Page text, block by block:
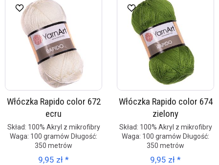
Włóczka Rapido color 672
ecru
Skład: 100% Akryl z mikrofibry
Waga: 100 gramów Długość:
350 metrów
9,95 zł *
Włóczka Rapido color 674
zielony
Skład: 100% Akryl z mikrofibry
Waga: 100 gramów Długość:
350 metrów
9,95 zł *